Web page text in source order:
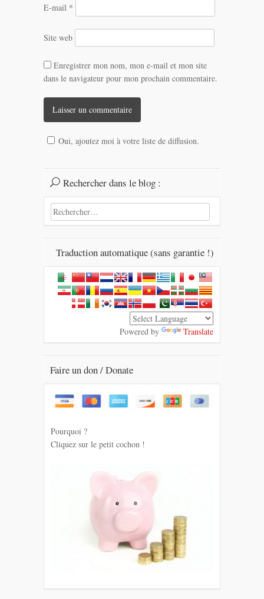
E-mail *
Site web
Enregistrer mon nom, mon e-mail et mon site
dans le navigateur pour mon prochain commentaire.
Oui, ajoutez moi à votre liste de diffusion.
Rechercher dans le blog :
Rechercher :
Traduction automatique (sans garantie !)
Powered by Translate
Faire un don / Donate
Pourquoi ?
Cliquez sur le petit cochon !